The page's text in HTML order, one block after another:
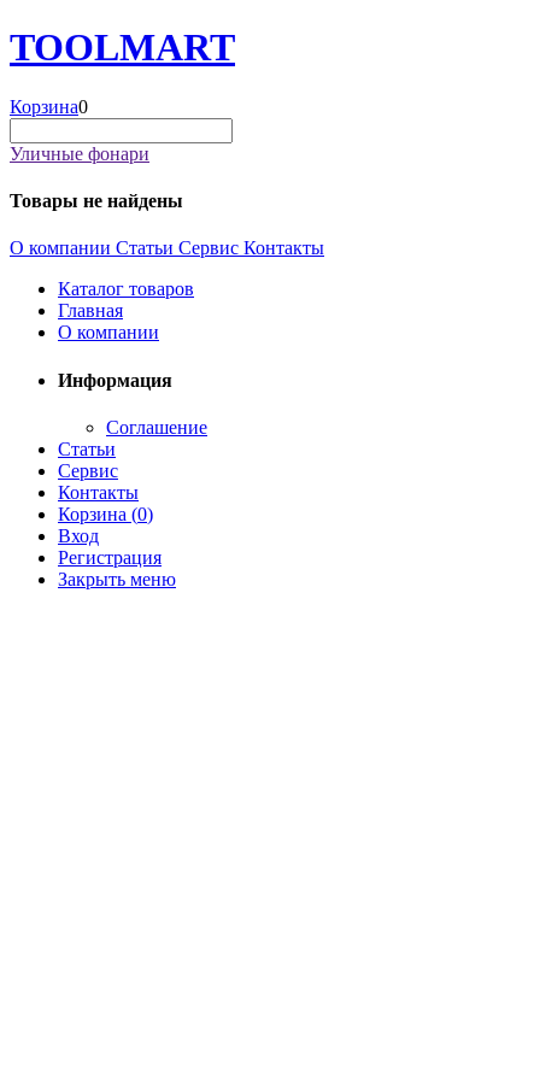
TOOLMART
Корзина0
Уличные фонари
Товары не найдены
О компании Статьи Сервис Контакты
Каталог товаров
Главная
О компании
Информация
Соглашение
Статьи
Сервис
Контакты
Корзина (0)
Вход
Регистрация
Закрыть меню